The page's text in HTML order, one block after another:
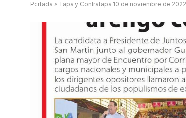
Portada » Tapa y Contratapa 10 de noviembre de 2022